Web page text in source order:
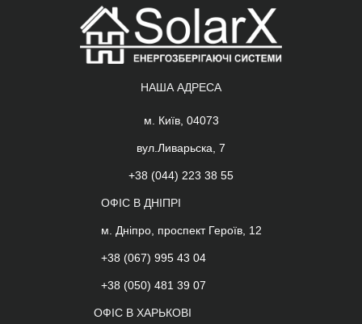
НАША АДРЕСА
м. Київ, 04073
вул.Ливарьска, 7
+38 (044) 223 38 55
ОФІС В ДНІПРІ
м. Дніпро, проспект Героїв, 12
+38 (067) 995 43 04
+38 (050) 481 39 07
ОФІС В ХАРЬКОВІ